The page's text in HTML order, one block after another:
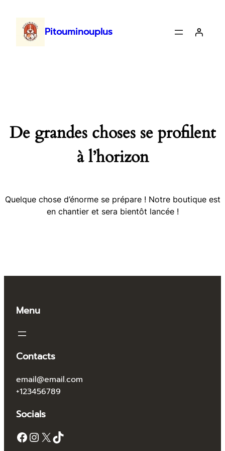
Pitouminouplus
De grandes choses se profilent
à l’horizon
Quelque chose d’énorme se prépare ! Notre boutique est
en chantier et sera bientôt lancée !
Menu
Contacts
email@email.com
+123456789
Socials
Facebook InstagramX TikTok